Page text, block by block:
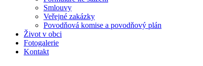
Smlouvy
Veřejné zakázky
Povodňová komise a povodňový plán
Život v obci
Fotogalerie
Kontakt